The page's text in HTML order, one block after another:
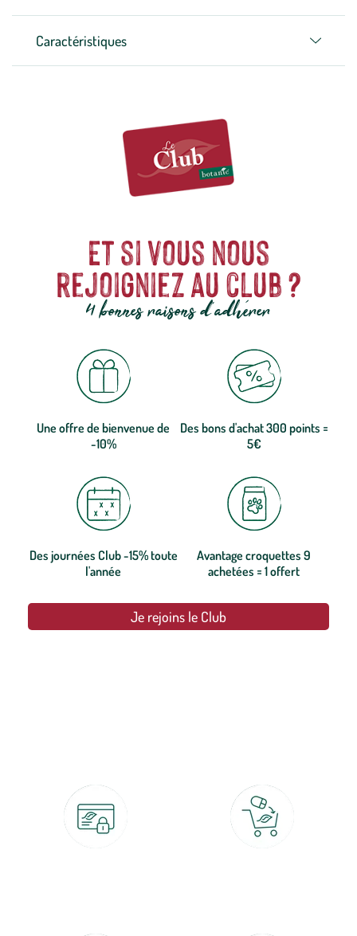
Caractéristiques
Et si vous nous
rejoigniez au club ?
4 bonnes raisons d'adhérer
Une offre de bienvenue de
-10%
Des bons d'achat 300 points =
5€
Des journées Club -15% toute
l'année
Avantage croquettes 9
achetées = 1 offert
Je rejoins le Club